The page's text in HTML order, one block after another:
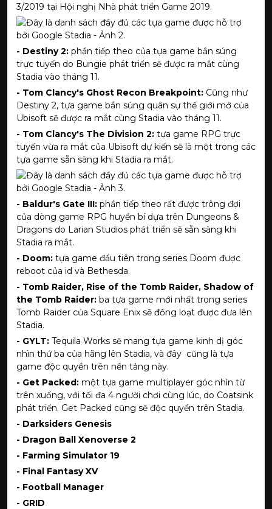
3/2019 tại Hội nghị Nhà phát triển Game 2019.
- Destiny 2: phần tiếp theo của tựa game bắn súng
trực tuyến do Bungie phát triển sẽ được ra mắt cùng
Stadia vào tháng 11.
- Tom Clancy's Ghost Recon Breakpoint: Cũng như
Destiny 2, tựa game bắn súng quân sự thế giới mở của
Ubisoft sẽ được ra mắt cùng Stadia vào tháng 11.
- Tom Clancy's The Division 2: tựa game RPG trực
tuyến vừa ra mắt của Ubisoft dự kiến sẽ là một trong các
tựa game sẵn sàng khi Stadia ra mắt.
- Baldur's Gate III: phần tiếp theo rất được trông đợi
của dòng game RPG huyền bí dựa trên Dungeons &
Dragons do Larian Studios phát triển sẽ sẵn sàng khi
Stadia ra mắt.
- Doom: tựa game đầu tiên trong series Doom được
reboot của id và Bethesda.
- Tomb Raider, Rise of the Tomb Raider, Shadow of
the Tomb Raider: ba tựa game mới nhất trong series
Tomb Raider của Square Enix sẽ đồng loạt được đưa lên
Stadia.
- GYLT: Tequila Works sẽ mang tựa game kinh dị góc
nhìn thứ ba của hãng lên Stadia, và đây cũng là tựa
game độc quyền trên nền tảng này.
- Get Packed: một tựa game multiplayer góc nhìn từ
trên xuống, với tối đa 4 người chơi cùng lúc, do Coatsink
phát triển. Get Packed cũng sẽ độc quyền trên Stadia.
- Darksiders Genesis
- Dragon Ball Xenoverse 2
- Farming Simulator 19
- Final Fantasy XV
- Football Manager
- GRID